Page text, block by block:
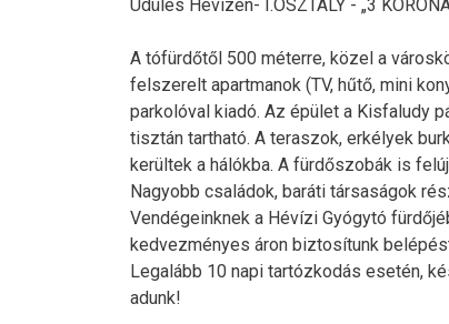
Üdülés Hévízen- I.OSZTÁLY - „3
A tófürdőtől 500 méterre, közel a
felszerelt apartmanok (TV, hűtő, mini
parkolóval kiadó. Az épület a Kisfaludy
tisztán tartható. A teraszok, erkélyek
kerültek a hálókba. A fürdőszobák is
Nagyobb családok, baráti társaságok
Vendégeinknek a Hévízi Gyógytó
kedvezményes áron biztosítunk
Legalább 10 napi tartózkodás esetén,
adunk!